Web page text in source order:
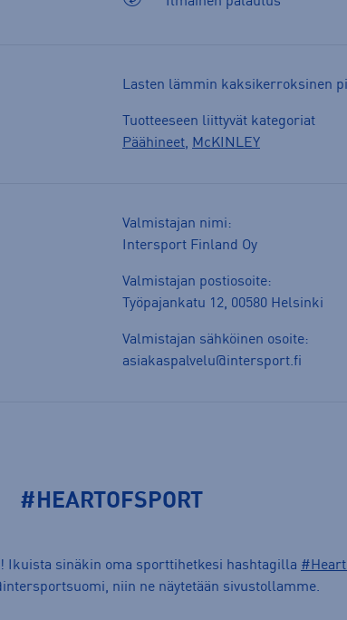
Lasten lämmin kaksikerroksinen
Tuotteeseen liittyvät kategoriat
Päähineet, McKINLEY
Valmistajan nimi:
Intersport Finland Oy
Valmistajan postiosoite:
Työpajankatu 12, 00580 Helsinki
Valmistajan sähköinen osoite:
asiakaspalvelu@intersport.fi
#HEARTOFSPORT
Ikuista sinäkin oma sporttihetkesi hashtagilla
niin ne näytetään sivustollamme.